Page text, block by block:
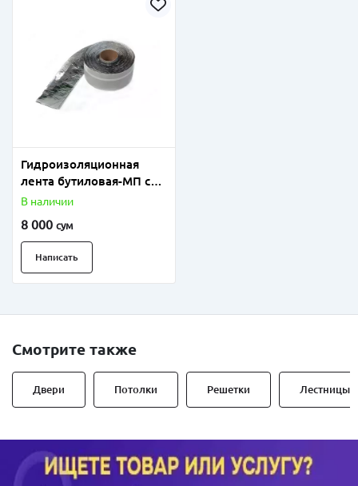
Гидроизоляционная
лента бутиловая-МП с
фольгой
В наличии
8 000 сум
Написать
Смотрите также
Двери Потолки Решетки Лестницы